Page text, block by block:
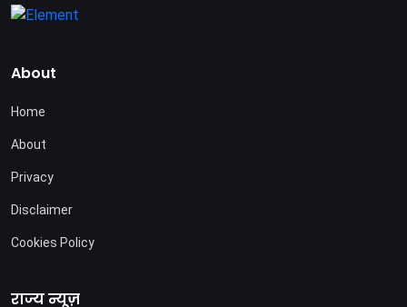
About
Home
About
Privacy
Disclaimer
Cookies Policy
राज्य न्यूज़